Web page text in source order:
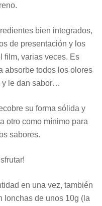
bien integrados,
de presentación y los
film, varias veces. Es
absorbe todos los olores
y le dan sabor…
su forma sólida y
otro como mínimo para
sabores.
en una vez, también
lonchas de unos 10g (la